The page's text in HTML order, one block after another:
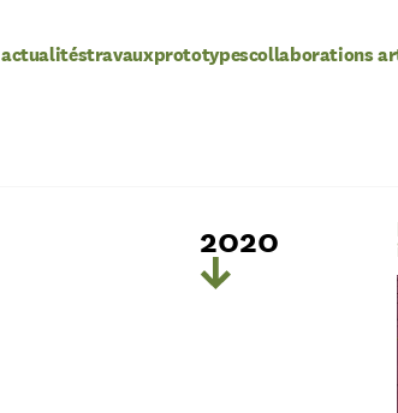
actualitéstravauxprototypescollaborations
2020